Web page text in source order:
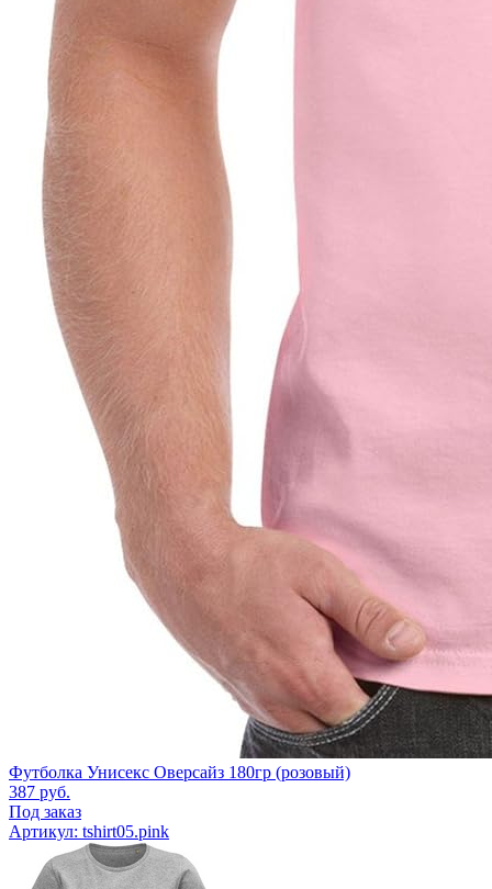
Футболка Унисекс Оверсайз 180гр (розовый)
387 руб.
Под заказ
Артикул: tshirt05.pink